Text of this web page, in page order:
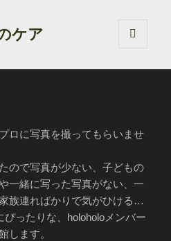
ケア
ーとウ
ロに写真を撮ってもらいませ
ので写真が少ない、子どもの
一緒に写った写真がない、一
族連ればかりで気がひける…
ぴったりな、holoholoメンバー
します。